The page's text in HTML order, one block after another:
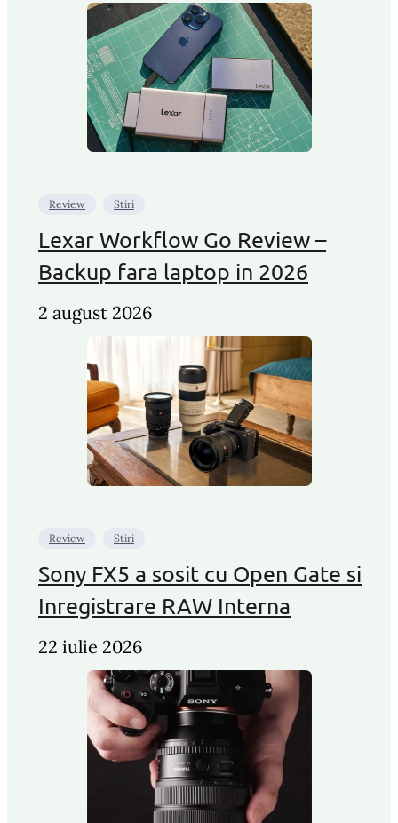
Review Stiri
Lexar Workflow Go Review –
Backup fara laptop in 2026
2 august 2026
Review Stiri
Sony FX5 a sosit cu Open Gate si
Inregistrare RAW Interna
22 iulie 2026